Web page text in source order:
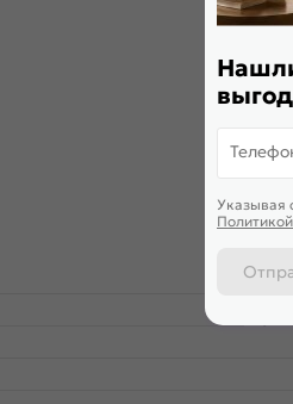
открыванием. Щитовая
По периметру двери
Указывая